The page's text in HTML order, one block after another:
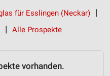
für Esslingen (Neckar)
Alle Prospekte
vorhanden.